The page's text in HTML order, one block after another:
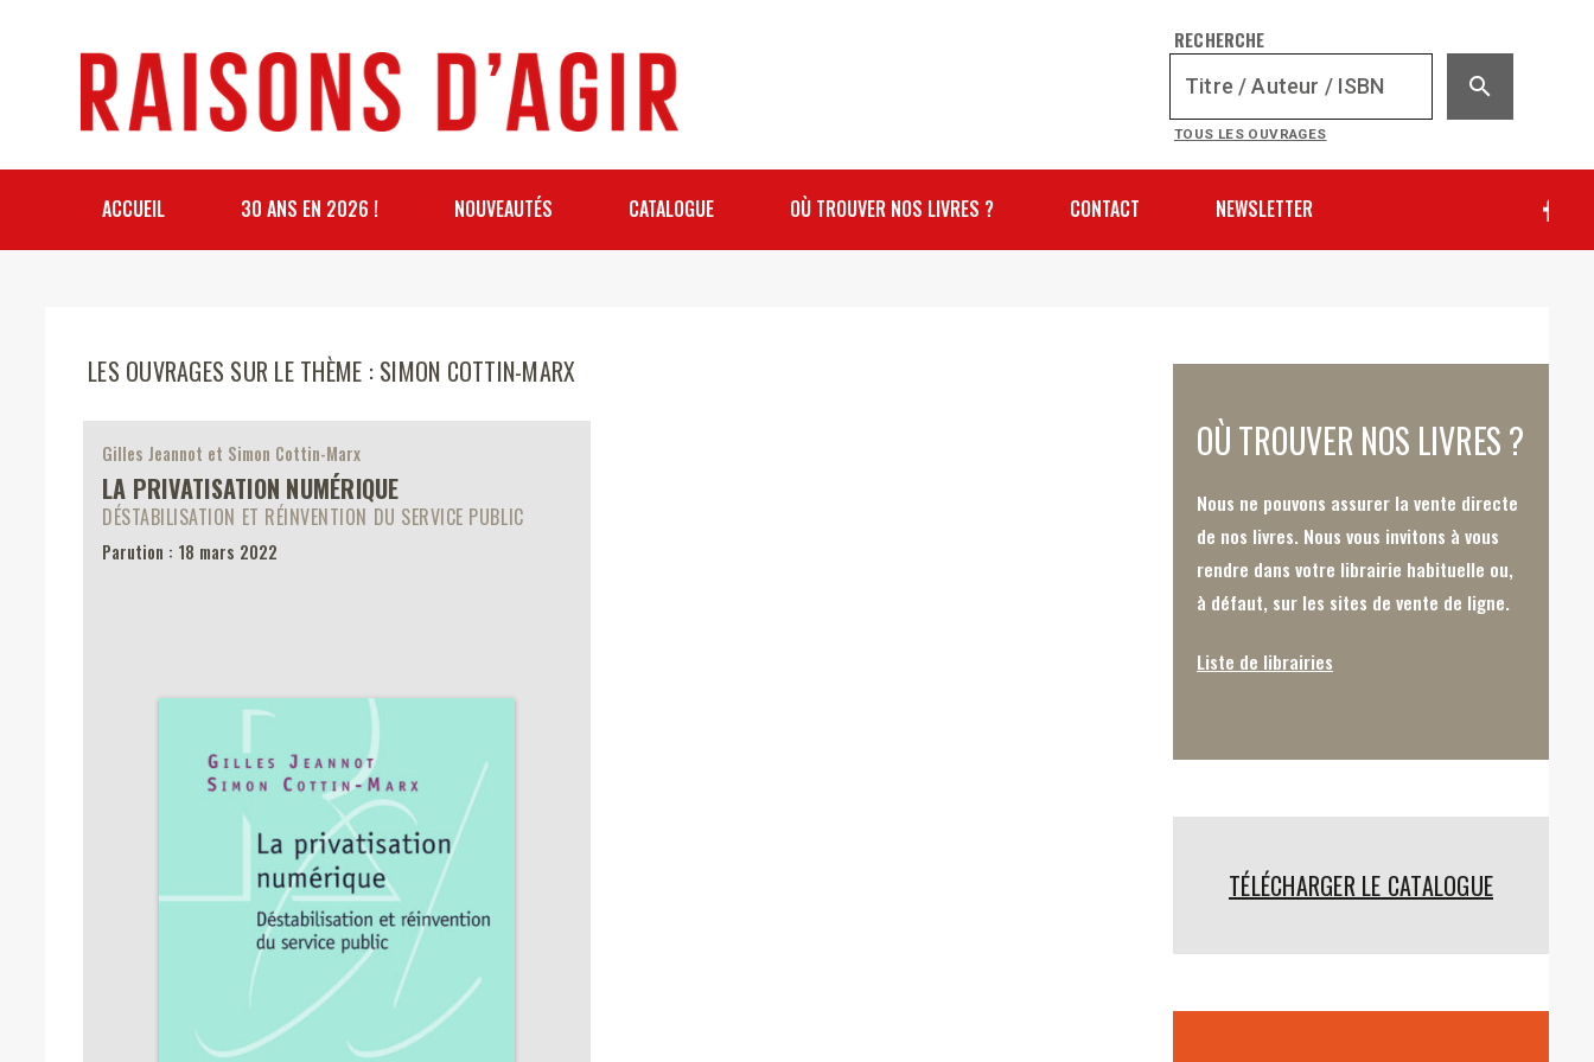
RECHERCHE
search
TOUS LES OUVRAGES
ACCUEIL 30 ANS EN 2026 ! NOUVEAUTÉS CATALOGUE OÙ TROUVER NOS LIVRES ? CONTACT NEWSLETTER
LES OUVRAGES SUR LE THÈME : SIMON COTTIN-MARX
Gilles Jeannot et Simon Cottin-Marx
LA PRIVATISATION NUMÉRIQUE
DÉSTABILISATION ET RÉINVENTION DU SERVICE PUBLIC
Parution : 18 mars 2022
OÙ TROUVER NOS LIVRES ?
Nous ne pouvons assurer la vente directe
de nos livres. Nous vous invitons à vous
rendre dans votre librairie habituelle ou,
à défaut, sur les sites de vente de ligne.
Liste de librairies
TÉLÉCHARGER LE CATALOGUE